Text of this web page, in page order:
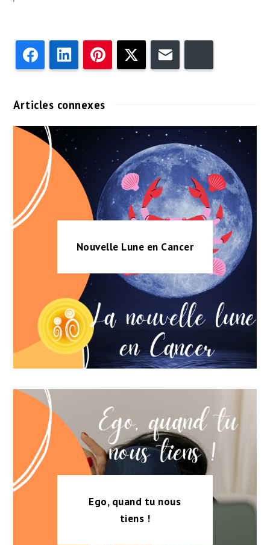
FacebookLinkedIn PinterestTwitter
Articles connexes
Nouvelle Lune en Cancer
Ego, quand tu nous
tiens !